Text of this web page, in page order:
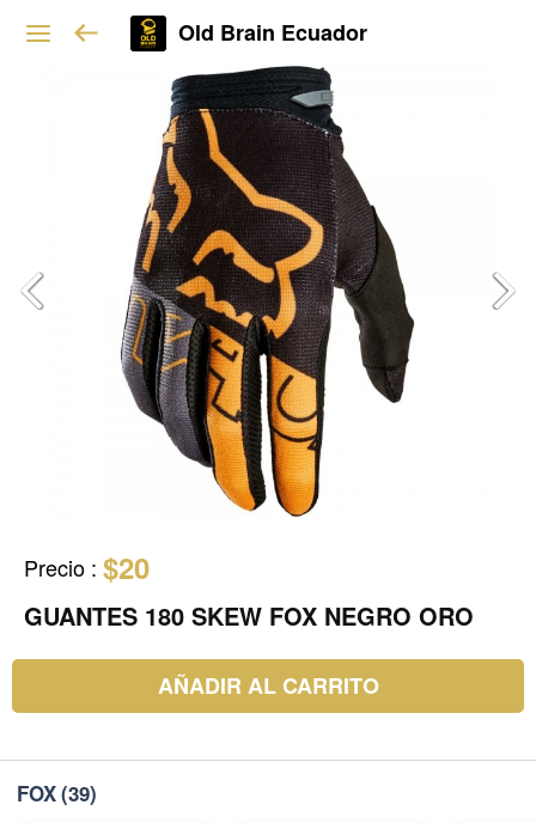
Old Brain Ecuador
Precio : $20
GUANTES 180 SKEW FOX NEGRO ORO
AÑADIR AL CARRITO
FOX(39)